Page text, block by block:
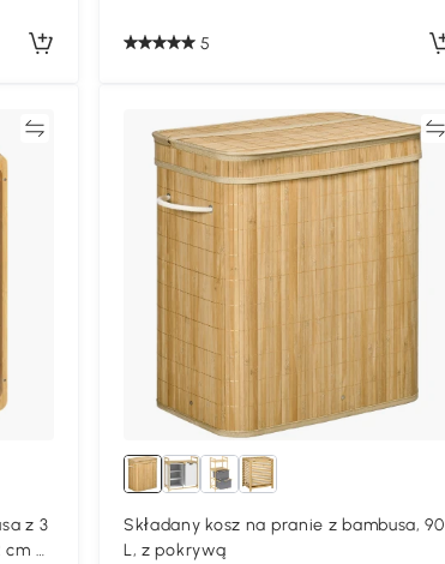
5
z 3
cm x
Porównywać
Składany kosz na pranie z bambusa, 90
L, z pokrywą